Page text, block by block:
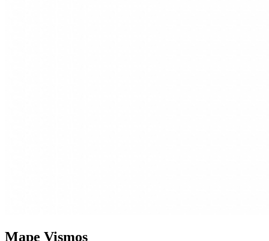
Mape Vismos